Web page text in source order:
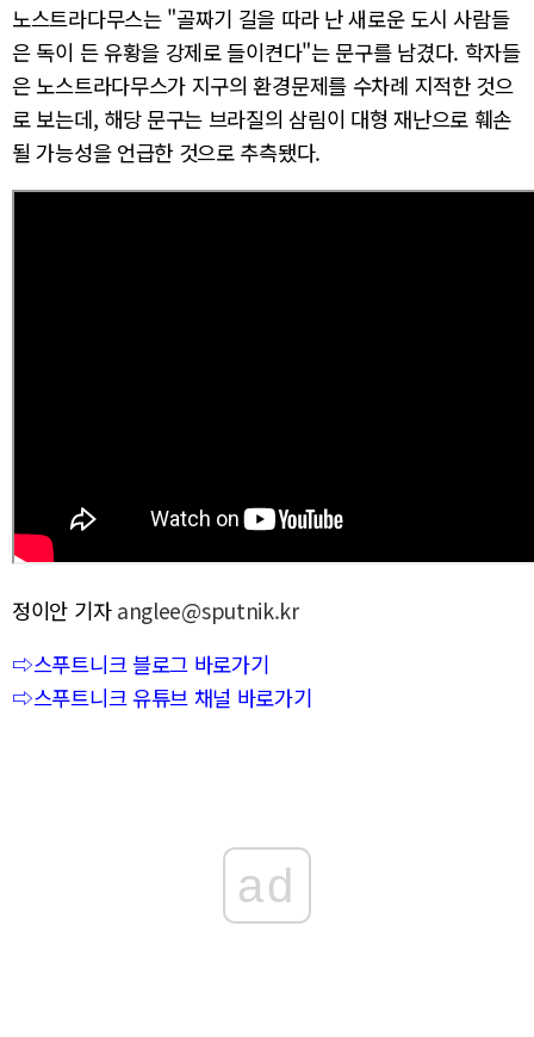
노스트라다무스는 "골짜기 길을 따라 난 새로운 도시 사람들
은 독이 든 유황을 강제로 들이켠다"는 문구를 남겼다. 학자들
은 노스트라다무스가 지구의 환경문제를 수차례 지적한 것으
로 보는데, 해당 문구는 브라질의 삼림이 대형 재난으로 훼손
될 가능성을 언급한 것으로 추측됐다.
정이안 기자 anglee@sputnik.kr
⇨스푸트니크 블로그 바로가기
⇨스푸트니크 유튜브 채널 바로가기
ad